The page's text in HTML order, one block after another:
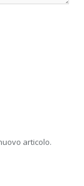
articolo.